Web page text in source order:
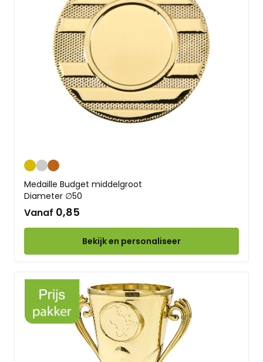
GoudZilverBrons
Medaille Budget middelgroot
Diameter ∅50
Vanaf 0,85
Bekijk en personaliseer